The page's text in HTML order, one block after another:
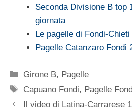
Seconda Divisione B top
giornata
Le pagelle di Fondi-Chieti
Pagelle Catanzaro Fondi
Categorie
Girone B, Pagelle
Tag
Capuano Fondi, Pagelle
Il video di Latina-Carrarese